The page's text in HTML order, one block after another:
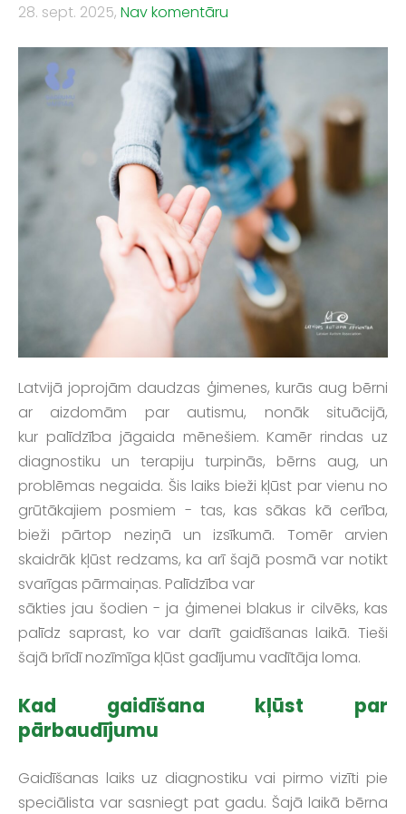
28. sept. 2025, Nav komentāru
Latvijā joprojām daudzas ģimenes, kurās aug bērni
ar aizdomām par autismu, nonāk situācijā,
kur palīdzība jāgaida mēnešiem. Kamēr rindas uz
diagnostiku un terapiju turpinās, bērns aug, un
problēmas negaida. Šis laiks bieži kļūst par vienu no
grūtākajiem posmiem - tas, kas sākas kā cerība,
bieži pārtop neziņā un izsīkumā. Tomēr arvien
skaidrāk kļūst redzams, ka arī šajā posmā var notikt
svarīgas pārmaiņas. Palīdzība var
sākties jau šodien - ja ģimenei blakus ir cilvēks, kas
palīdz saprast, ko var darīt gaidīšanas laikā. Tieši
šajā brīdī nozīmīga kļūst gadījumu vadītāja loma.
Kad gaidīšana kļūst par
pārbaudījumu
Gaidīšanas laiks uz diagnostiku vai pirmo vizīti pie
speciālista var sasniegt pat gadu. Šajā laikā bērna